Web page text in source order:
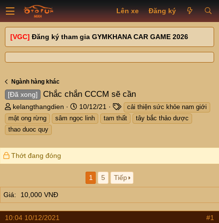
Lên xe Đăng ký
[VGC] Đăng ký tham gia GYMKHANA CAR GAME 2026
Ngành hàng khác
[Đã xong] Chắc chắn CCCM sẽ cần
T
h
r
e
d
r
t
r
kelangthangdien
N
g
à
10/12/21
T
a
g
cải thiện sức khỏe nam giới
mật ong rừng
sâm ngọc linh tam thất
tây bắc thảo dược
thao duoc quy
Thớt đang đóng
1 5 Tiếp
Giá 10,000 VNĐ
10:04 10/12/2021 #1